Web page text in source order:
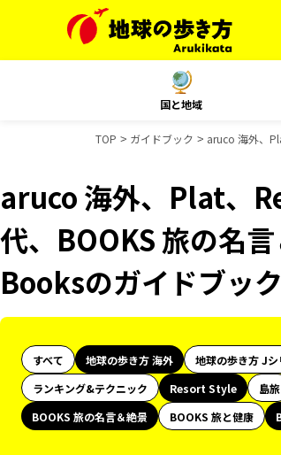
国と地域
TOP ガイドブック aruco 海外、
aruco 海外、Plat、
代、BOOKS 旅の名
Booksのガイドブッ
すべて 地球の歩き方 海外 地球の歩き方 Jシ
ランキング&テクニック
Resort Style 島旅
BOOKS 旅の名言＆絶景
BOOKS 旅と健康